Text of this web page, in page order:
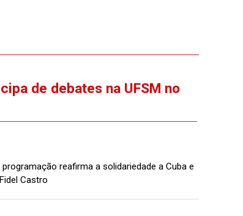
de debates na UFSM no
reafirma a solidariedade a Cuba e
Castro